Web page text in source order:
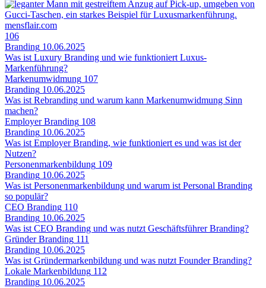
mensflair.com
106
Branding 10.06.2025
Was ist Luxury Branding und wie funktioniert Luxus-
Markenführung?
Markenumwidmung 107
Branding 10.06.2025
Was ist Rebranding und warum kann Markenumwidmung Sinn
machen?
Employer Branding 108
Branding 10.06.2025
Was ist Employer Branding , wie funktioniert es und was ist der
Nutzen?
Personenmarkenbildung 109
Branding 10.06.2025
Was ist Personenmarkenbildung und warum ist Personal Branding
so populär?
CEO Branding 110
Branding 10.06.2025
Was ist CEO Branding und was nutzt Geschäftsführer Branding?
Gründer Branding 111
Branding 10.06.2025
Was ist Gründermarkenbildung und was nutzt Founder Branding?
Lokale Markenbildung 112
Branding 10.06.2025